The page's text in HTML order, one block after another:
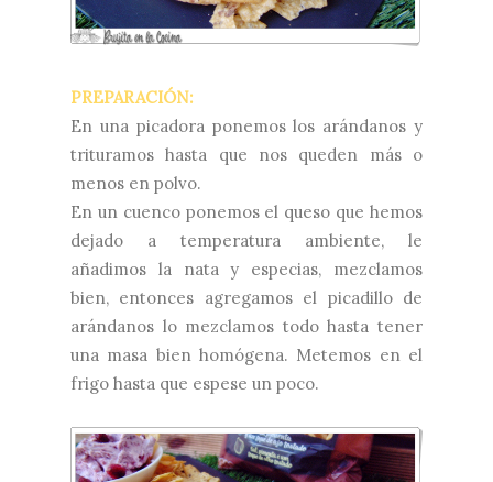
PREPARACIÓN:
En una picadora ponemos los arándanos y
trituramos hasta que nos queden más o
menos en polvo.
En un cuenco ponemos el queso que hemos
dejado a temperatura ambiente, le
añadimos la nata y especias, mezclamos
bien, entonces agregamos el picadillo de
arándanos lo mezclamos todo hasta tener
una masa bien homógena. Metemos en el
frigo hasta que espese un poco.